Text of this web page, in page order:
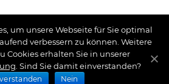
um unsere Webseite für Sie optimal
verbessern zu können. Weitere
Cookies erhalten Sie in unserer
. Sind Sie damit einverstanden?
Nein